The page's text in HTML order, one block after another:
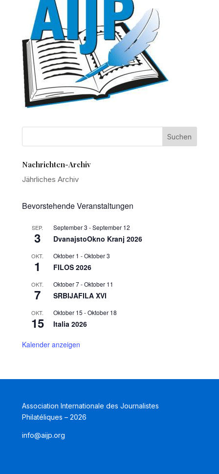
Nachrichten-Archiv
Jährliches Archiv
Bevorstehende Veranstaltungen
SEP.
3
September 3 -September 12
DvanajstoOkno Kranj 2026
OKT.
1
Oktober 1 -Oktober 3
FILOS 2026
OKT.
7
Oktober 7-Oktober 11
SRBIJAFILA XVI
OKT.
15
Oktober 15 -Oktober 18
Italia 2026
Kalender anzeigen
Association Internationale des Journalistes
Philatéliques – 2026
info@aijp.org